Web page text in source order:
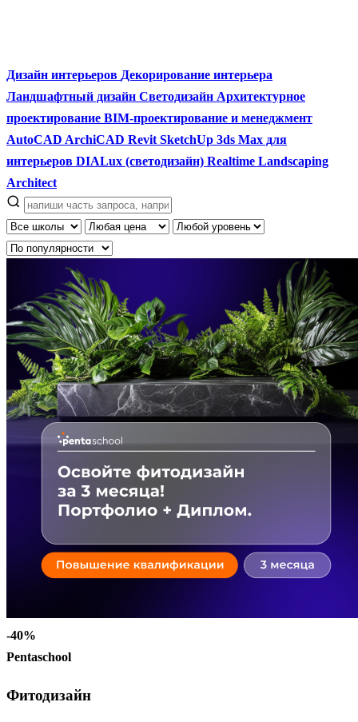
Дизайн интерьеров Декорирование интерьера
Ландшафтный дизайн Светодизайн Архитектурное
проектирование BIM-проектирование и менеджмент
AutoCAD ArchiCAD Revit SketchUp 3ds Max для
интерьеров DIALux (светодизайн) Realtime Landscaping
Architect
-40%
Pentaschool
Фитодизайн